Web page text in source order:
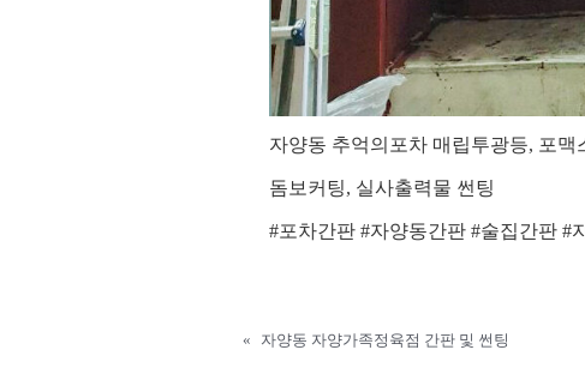
자양동 추억의포차 매립투광등, 포
돔보커팅, 실사출력물 썬팅
#포차간판 #자양동간판 #술집간판 #
« 자양동 자양가족정육점 간판 및 썬팅